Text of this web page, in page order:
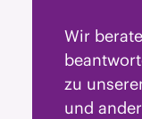
Wir
zu
und